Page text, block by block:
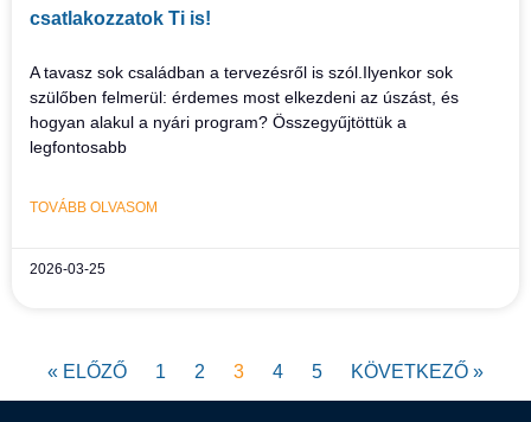
csatlakozzatok Ti is!
A tavasz sok családban a tervezésről is szól.Ilyenkor sok
szülőben felmerül: érdemes most elkezdeni az úszást, és
hogyan alakul a nyári program? Összegyűjtöttük a
legfontosabb
TOVÁBB OLVASOM
2026-03-25
« ELŐZŐ 1 2 3 4 5 KÖVETKEZŐ »